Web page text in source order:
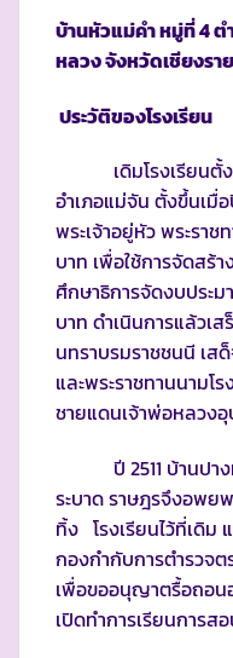
บ้านหัวแม่คำ หมู่ที่ 4
หลวง จังหวัดเชียงราย
ประวัติของโรงเรียน
เดิมโรงเรียนตั้งอ
อำเภอแม่จัน ตั้งขึ้นเมื่
พระเจ้าอยู่หัว พระรา
บาท เพื่อใช้การจัดสร้า
ศึกษาธิการจัดงบประ
บาท ดำเนินการแล้วเ
นทราบรมราชชนนี เส
และพระราชทานนามโร
ชายแดนเจ้าพ่อหลวง
ปี 2511 บ้านปางห
ระบาด ราษฎรจึงอพย
ทิ้ง โรงเรียนไว้ที่เดิม
กองกำกับการตำรวจต
เพื่อขออนุญาตรื้อถอน
เปิดทำการเรียนการส